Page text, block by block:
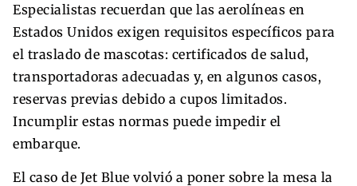
Especialistas recuerdan que las aerolíneas en
Estados Unidos exigen requisitos específicos para
el traslado de mascotas: certificados de salud,
transportadoras adecuadas y, en algunos casos,
reservas previas debido a cupos limitados.
Incumplir estas normas puede impedir el
embarque.
El caso de Jet Blue volvió a poner sobre la mesa la